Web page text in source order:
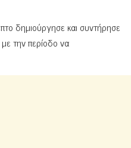
δημιούργησε και συντήρησε
την περίοδο να